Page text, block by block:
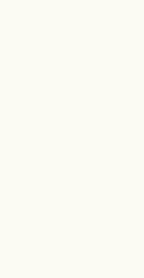
際または申し込みを受ける際、日時・場所な
るものとします。
い申し込みに対して誠実且つ速やかに返答し
際、お見合い場所・日時などを事前に確認する
写真付きの公的な身分証明書を提示するもの
及び欠席または規定時間内に退席しないものと
て婚約または結婚が決まった場合は、速やか
ルや日程・人数変更、その他不測の事態が生
違反し、他の利用者及び弊社または第三者あ
害を賠償するものとします。
じた場合、速やかに所定の方法で変更の届出を
により、会員が不利益を被ったとしても、弊
会員専用ページ（マイページ）及び所定の方
の管理）
会員IDを、第三者と共用または第三者に譲渡
ドの管理・使用について一切の責任を負うもの
ドの管理を怠ったことによって第三者に不正
を負うものとします。
スワードが盗まれた、もしくわ第三者に使用
からの指示がある場合には、これに従うものと